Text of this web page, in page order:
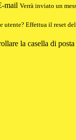
mail Verrà inviato un
utente? Effettua il reset
la casella di